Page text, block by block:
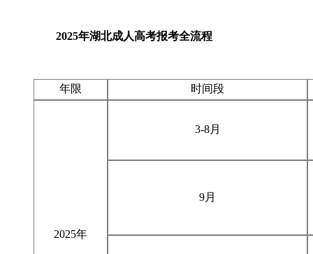
2025年湖北成人高考报考全流程
年限 时间段
2025年
3-8月
9月